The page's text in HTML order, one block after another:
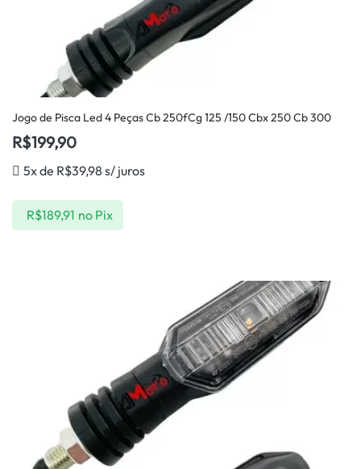
Jogo de Pisca Led 4 Peças Cb 250fCg 125 /150 Cbx 250 Cb 300
R$199,90
5x de R$39,98 s/ juros
R$189,91 no Pix